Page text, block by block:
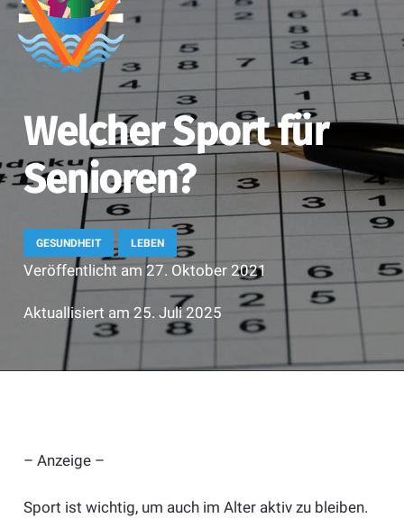
Welcher Sport für
Senioren?
GESUNDHEIT LEBEN
Veröffentlicht am 27. Oktober 2021
Aktuallisiert am 25. Juli 2025
– Anzeige –
Sport ist wichtig, um auch im Alter aktiv zu bleiben.